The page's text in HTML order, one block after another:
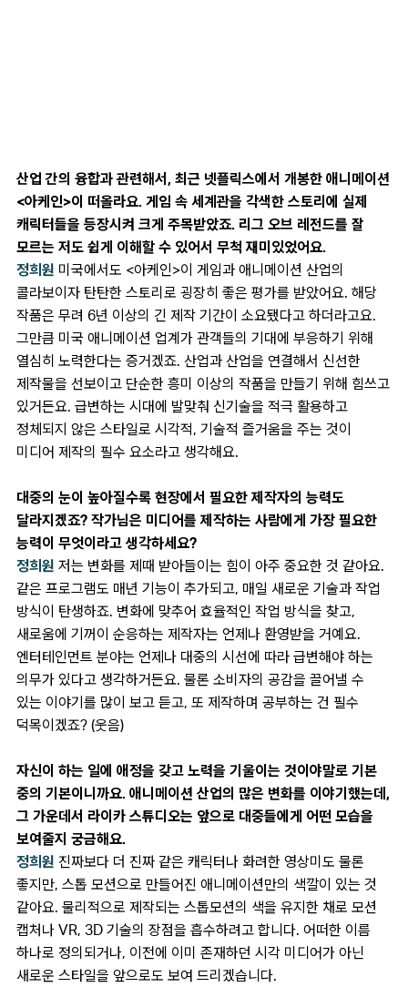
산업 간의 융합과 관련해서, 최근 넷플릭스에서 개봉한 애니메이션
<아케인>이 떠올라요. 게임 속 세계관을 각색한 스토리에 실제
캐릭터들을 등장시켜 크게 주목받았죠. 리그 오브 레전드를 잘
모르는 저도 쉽게 이해할 수 있어서 무척 재미있었어요.
정희원 미국에서도 <아케인>이 게임과 애니메이션 산업의
콜라보이자 탄탄한 스토리로 굉장히 좋은 평가를 받았어요. 해당
작품은 무려 6년 이상의 긴 제작 기간이 소요됐다고 하더라고요.
그만큼 미국 애니메이션 업계가 관객들의 기대에 부응하기 위해
열심히 노력한다는 증거겠죠. 산업과 산업을 연결해서 신선한
제작물을 선보이고 단순한 흥미 이상의 작품을 만들기 위해 힘쓰고
있거든요. 급변하는 시대에 발맞춰 신기술을 적극 활용하고
정체되지 않은 스타일로 시각적, 기술적 즐거움을 주는 것이
미디어 제작의 필수 요소라고 생각해요.
대중의 눈이 높아질수록 현장에서 필요한 제작자의 능력도
달라지겠죠? 작가님은 미디어를 제작하는 사람에게 가장 필요한
능력이 무엇이라고 생각하세요?
정희원 저는 변화를 제때 받아들이는 힘이 아주 중요한 것 같아요.
같은 프로그램도 매년 기능이 추가되고, 매일 새로운 기술과 작업
방식이 탄생하죠. 변화에 맞추어 효율적인 작업 방식을 찾고,
새로움에 기꺼이 순응하는 제작자는 언제나 환영받을 거예요.
엔터테인먼트 분야는 언제나 대중의 시선에 따라 급변해야 하는
의무가 있다고 생각하거든요. 물론 소비자의 공감을 끌어낼 수
있는 이야기를 많이 보고 듣고, 또 제작하며 공부하는 건 필수
덕목이겠죠? (웃음)
자신이 하는 일에 애정을 갖고 노력을 기울이는 것이야말로 기본
중의 기본이니까요. 애니메이션 산업의 많은 변화를 이야기했는데,
그 가운데서 라이카 스튜디오는 앞으로 대중들에게 어떤 모습을
보여줄지 궁금해요.
정희원 진짜보다 더 진짜 같은 캐릭터나 화려한 영상미도 물론
좋지만, 스톱 모션으로 만들어진 애니메이션만의 색깔이 있는 것
같아요. 물리적으로 제작되는 스톱모션의 색을 유지한 채로 모션
캡처나 VR, 3D 기술의 장점을 흡수하려고 합니다. 어떠한 이름
하나로 정의되거나, 이전에 이미 존재하던 시각 미디어가 아닌
새로운 스타일을 앞으로도 보여 드리겠습니다.